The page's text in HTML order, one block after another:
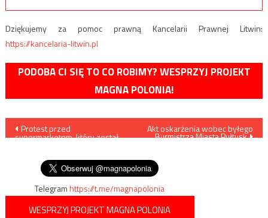
Dziękujemy za pomoc prawną Kancelarii Prawnej Litwin:
https://kancelaria-litwin.pl
PODOBA CI SIĘ TO CO ROBIMY? WESPRZYJ PROJEKT
MAGNA POLONIA!
Nawigacja
wpisu
Protest przed
supermarketem, który został
Akt oskarżenia wobec byłego
Burmistrza Miasta Pułtusk
Telegramhttps://t.me/magnapolonia
WESPRZYJ PROJEKT MAGNA POLONIA